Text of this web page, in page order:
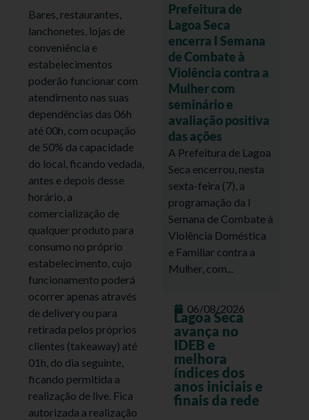
Bares, restaurantes,
lanchonetes, lojas de
conveniência e
estabelecimentos
poderão funcionar com
atendimento nas suas
dependências das 06h
até 00h, com ocupação
de 50% da capacidade
do local, ficando vedada,
antes e depois desse
horário, a
comercialização de
qualquer produto para
consumo no próprio
estabelecimento, cujo
funcionamento poderá
ocorrer apenas através
de delivery ou para
retirada pelos próprios
clientes (takeaway) até
01h, do dia seguinte,
ficando permitida a
realização de live. Fica
autorizada a realização
Prefeitura de
Lagoa Seca
encerra I Semana
de Combate à
Violência contra a
Mulher com
seminário e
avaliação positiva
das ações
A Prefeitura de Lagoa
Seca encerrou, nesta
sexta-feira (7), a
programação da I
Semana de Combate à
Violência Doméstica
e Familiar contra a
Mulher, com...
06/08/2026
Lagoa Seca
avança no
IDEB e
melhora
índices dos
anos iniciais e
finais da rede